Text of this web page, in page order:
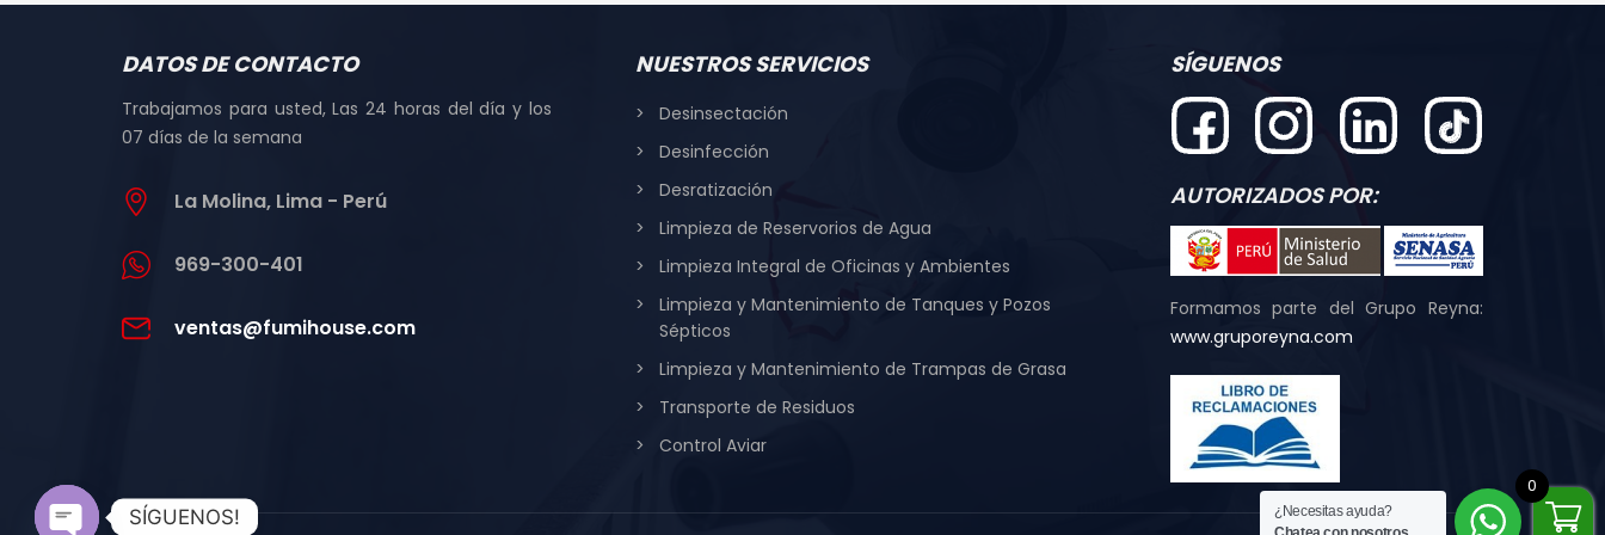
DATOS DE CONTACTO
Trabajamos para usted, Las 24 horas del día y los
07 días de la semana
La Molina, Lima - Perú
969-300-401
ventas@fumihouse.com
NUESTROS SERVICIOS
Desinsectación
Desinfección
Desratización
Limpieza de Reservorios de Agua
Limpieza Integral de Oficinas y Ambientes
Limpieza y Mantenimiento de Tanques y Pozos
Sépticos
Limpieza y Mantenimiento de Trampas de Grasa
Transporte de Residuos
Control Aviar
SÍGUENOS
AUTORIZADOS POR:
Formamos parte del Grupo Reyna:
www.gruporeyna.com
¿Necesitas ayuda?
0
SÍGUENOS!